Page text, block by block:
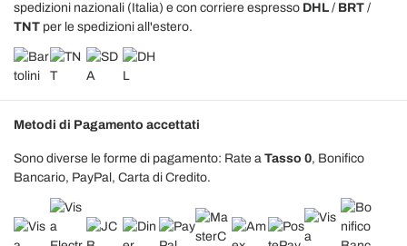
spedizioni nazionali (Italia) e con corriere espresso DHL / BRT /
TNT per le spedizioni all'estero.
Metodi di Pagamento accettati
Sono diverse le forme di pagamento: Rate a Tasso 0, Bonifico
Bancario, PayPal, Carta di Credito.